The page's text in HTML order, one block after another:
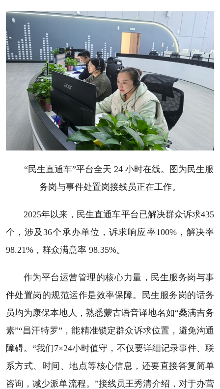
“民生直通车”平台全天 24 小时在线。图为民生服
务岗与事件处置岗接线员正在工作。
2025年以来，民生直通车平台已解决群众诉求435
个，涉及36个承办单位，诉求响应率100%，解决率
98.21%，群众满意率 98.35%。
作为平台运营管理的核心力量，民生服务岗与事
件处置岗的规范运作是效率保障。民生服务岗的话务
员均为康保本地人，熟悉蒙古语音译地名如“桑满吉务
素”“昌汗特罗”，能精准锁定群众诉求位置，避免沟通
障碍。“我们7×24小时值守，不仅要详细记录事件、联
系方式、时间、地点等核心信息，还要直接答复简单
咨询，减少派单流程。”接线员王秀清介绍，对于办营